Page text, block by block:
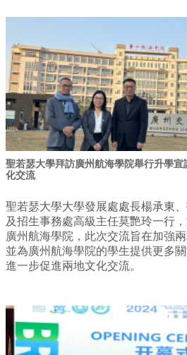
聖若瑟大學拜訪廣州航海學院舉行升學
化交流
聖若瑟大學大學發展處處長楊承東
及招生事務處高級主任莫艷玲一行
廣州航海學院，此次交流旨在加強
並為廣州航海學院的學生提供更多
進一步促進兩地文化交流。